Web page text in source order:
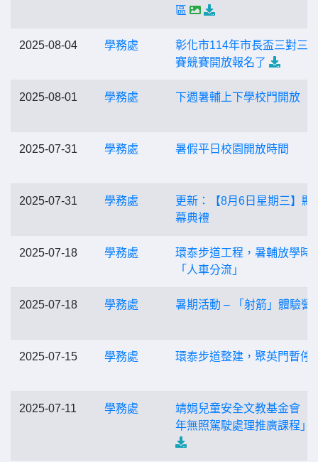
區
2025-08-04 學務處
彰化市114年市長盃三對三
賽競賽開放報名了
2025-08-01 學務處 下週暑輔上下學校門開放
2025-07-31 學務處 暑假平日校園開放時間
2025-07-31 學務處
更新：【8月6日星期三】縣
幕典禮
2025-07-18 學務處
環泰步道工程，暑輔放學時
「人車分流」
2025-07-18 學務處 暑期活動 – 「射箭」體驗營
2025-07-15 學務處 環泰步道整建，聚英門暫停
2025-07-11 學務處
靖娟兒童安全文教基金會「
年無照駕駛處理推廣課程」